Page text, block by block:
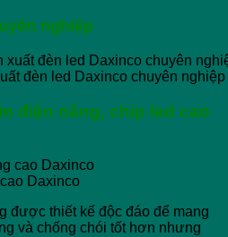
nghiệp
đèn led Daxinco chuyên
điện năng, chip led cao
Daxinco
được thiết kế độc đáo để mang
và chống chói tốt hơn nhưng